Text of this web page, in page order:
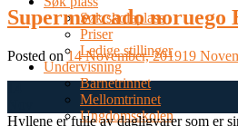
Søk skoleplass
Priser
Ledige stillinger
Undervisning
Barnetrinnet
Mellomtrinnet
Ungdomsskolen
Supermercado noruego
Posted on14 November, 201919
Hyllene er fulle av dagligvarer som er